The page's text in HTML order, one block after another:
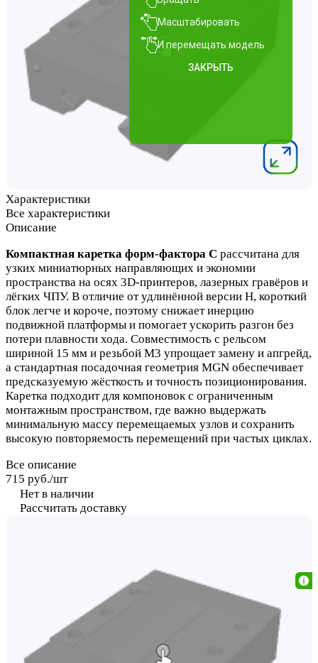
Характеристики
Все характеристики
Описание
Компактная каретка форм‑фактора C рассчитана для
узких миниатюрных направляющих и экономии
пространства на осях 3D‑принтеров, лазерных гравёров и
лёгких ЧПУ. В отличие от удлинённой версии H, короткий
блок легче и короче, поэтому снижает инерцию
подвижной платформы и помогает ускорить разгон без
потери плавности хода. Совместимость с рельсом
шириной 15 мм и резьбой М3 упрощает замену и апгрейд,
а стандартная посадочная геометрия MGN обеспечивает
предсказуемую жёсткость и точность позиционирования.
Каретка подходит для компоновок с ограниченным
монтажным пространством, где важно выдержать
минимальную массу перемещаемых узлов и сохранить
высокую повторяемость перемещений при частых циклах.
Все описание
715 руб./шт
Нет в наличии
Рассчитать доставку